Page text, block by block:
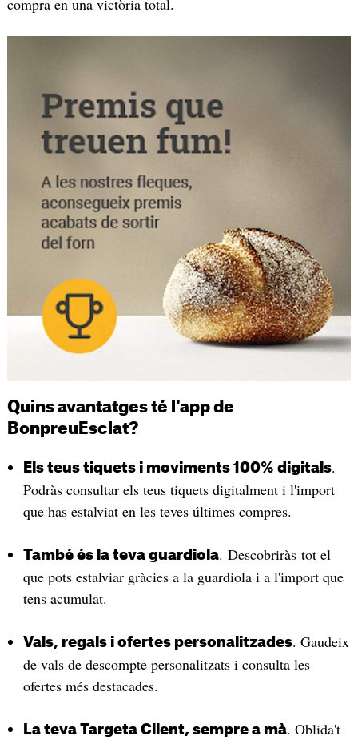
Quins avantatges té l'app de
BonpreuEsclat?
Els teus tiquets i moviments 100% digitals.
Podràs consultar els teus tiquets digitalment i l'import
que has estalviat en les teves últimes compres.
També és la teva guardiola. Descobriràs tot el
que pots estalviar gràcies a la guardiola i a l'import que
tens acumulat.
Vals, regals i ofertes personalitzades. Gaudeix
de vals de descompte personalitzats i consulta les
ofertes més destacades.
La teva Targeta Client, sempre a mà. Oblida't